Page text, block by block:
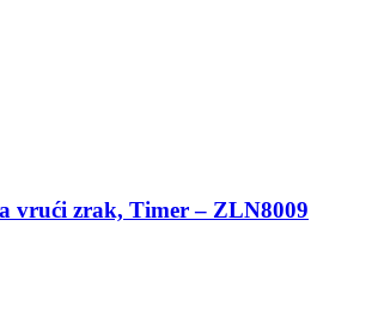
vrući zrak, Timer – ZLN8009